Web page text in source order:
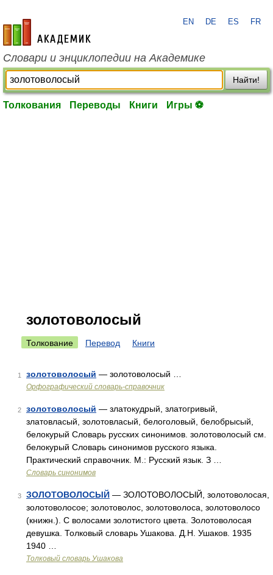
academic.ru
EN DE ES FR
Словари и энциклопедии на Академике
Найти!
Толкования Переводы Книги Игры ⚽
золотоволосый
Толкование Перевод Книги
1 золотоволосый — золотоволосый …
Орфографический словарь-справочник
2 золотоволосый — златокудрый, златогривый,
златовласый, золотовласый, белоголовый, белобрысый,
белокурый Словарь русских синонимов. золотоволосый см.
белокурый Словарь синонимов русского языка.
Практический справочник. М.: Русский язык. З …
Словарь синонимов
3 ЗОЛОТОВОЛОСЫЙ — ЗОЛОТОВОЛОСЫЙ, золотоволосая,
золотоволосое; золотоволос, золотоволоса, золотоволосо
(книжн.). С волосами золотистого цвета. Золотоволосая
девушка. Толковый словарь Ушакова. Д.Н. Ушаков. 1935
1940 …
Толковый словарь Ушакова